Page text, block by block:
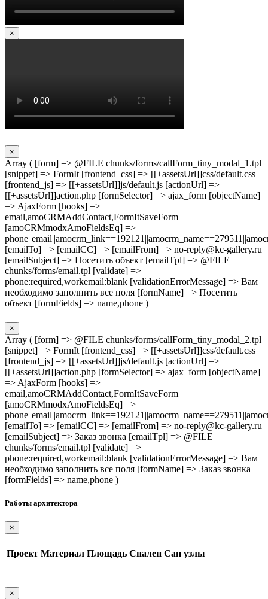
×
×
Array ( [form] => @FILE chunks/forms/callForm_tiny_modal_1.tpl
[snippet] => FormIt [frontend_css] => [[+assetsUrl]]css/default.css
[frontend_js] => [[+assetsUrl]]js/default.js [actionUrl] =>
[[+assetsUrl]]action.php [formSelector] => ajax_form [objectName]
=> AjaxForm [hooks] =>
email,amoCRMAddContact,FormItSaveForm
[amoCRMmodxAmoFieldsEq] =>
[emailTo] => [emailCC] => [emailFrom] => no-reply@kc-gallery.ru
[emailSubject] => Посетить объект [emailTpl] => @FILE
chunks/forms/email.tpl [validate] =>
phone:required,workemail:blank [validationErrorMessage] => Вам
необходимо заполнить все поля [formName] => Посетить
объект [formFields] => name,phone )
×
Array ( [form] => @FILE chunks/forms/callForm_tiny_modal_2.tpl
[snippet] => FormIt [frontend_css] => [[+assetsUrl]]css/default.css
[frontend_js] => [[+assetsUrl]]js/default.js [actionUrl] =>
[[+assetsUrl]]action.php [formSelector] => ajax_form [objectName]
=> AjaxForm [hooks] =>
email,amoCRMAddContact,FormItSaveForm
[amoCRMmodxAmoFieldsEq] =>
[emailTo] => [emailCC] => [emailFrom] => no-reply@kc-gallery.ru
[emailSubject] => Заказ звонка [emailTpl] => @FILE
chunks/forms/email.tpl [validate] =>
phone:required,workemail:blank [validationErrorMessage] => Вам
необходимо заполнить все поля [formName] => Заказ звонка
[formFields] => name,phone )
Работы архитектора
×
Проект Материал Площадь Спален Сан узлы
×